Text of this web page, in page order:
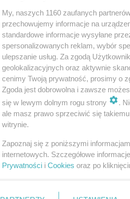
REKLAMA
My, naszych 1160 zaufanych
przechowujemy informacje na
standardowe informacje wysyłane
spersonalizowanych reklam, wybór
ulepszanie usług. Za zgodą
geolokalizacyjnych oraz aktywnie
cenimy Twoją prywatność, prosimy o
Zgoda jest dobrowolna i zawsze
się w lewym dolnym rogu strony
.
ale masz prawo sprzeciwić się
witrynie.
Zapoznaj się z poniższymi
internetowych. Szczegółowe
Prywatności i Cookies oraz po